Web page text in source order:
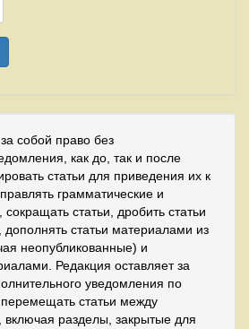
собой право без
как до, так и после
статьи для приведения их к
грамматические и
статьи, дробить статьи
дополнять статьи материалами из
неопубликованные) и
Редакция оставляет за
уведомления по
статьи между
разделы, закрытые для